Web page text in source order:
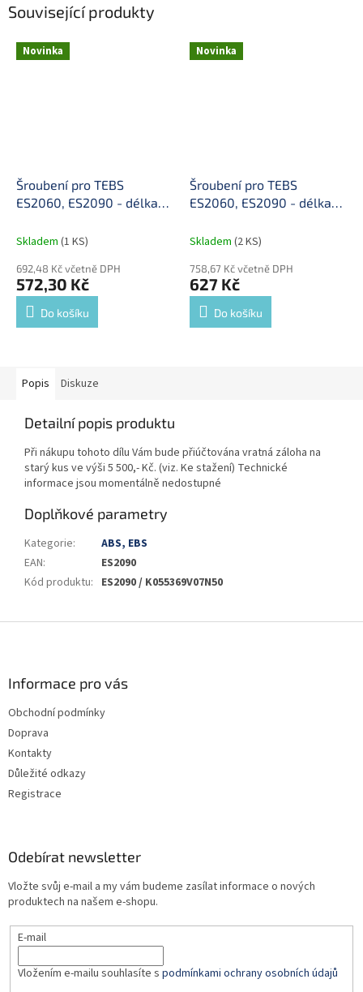
Související produkty
Novinka
Šroubení pro TEBS
ES2060, ES2090 - délka
Skladem (1 KS)
692,48 Kč včetně DPH
572,30 Kč
Do košíku
Novinka
Šroubení pro TEBS
ES2060, ES2090 - délka
Skladem (2 KS)
758,67 Kč včetně DPH
627 Kč
Do košíku
Popis Diskuze
Detailní popis produktu
Při nákupu tohoto dílu Vám bude přiúčtována vratná záloha na
starý kus ve výši 5 500,- Kč. (viz. Ke stažení) Technické
informace jsou momentálně nedostupné
Doplňkové parametry
Kategorie:
ABS, EBS
EAN:
ES2090
Kód produktu: ES2090 / K055369V07N50
Informace pro vás
Obchodní podmínky
Doprava
Kontakty
Důležité odkazy
Registrace
Odebírat newsletter
Vložte svůj e-mail a my vám budeme zasílat informace o nových
produktech na našem e-shopu.
E-mail
Vložením e-mailu souhlasíte s podmínkami ochrany osobních údajů